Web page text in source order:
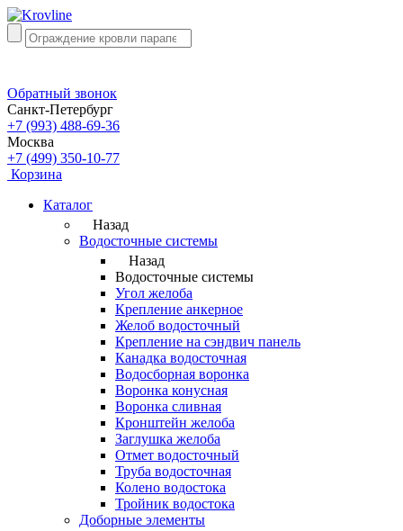
Обратный звонок
Санкт-Петербург
+7 (993) 488-69-36
Москва
+7 (499) 350-10-77
Корзина
Каталог
Назад
Водосточные системы
Назад
Водосточные системы
Угол желоба
Крепление анкерное
Желоб водосточный
Крепление на сэндвич панель
Канадка водосточная
Водосборная воронка
Воронка конусная
Воронка сливная
Кронштейн желоба
Заглушка желоба
Отмет водосточный
Труба водосточная
Колено водостока
Тройник водостока
Доборные элементы